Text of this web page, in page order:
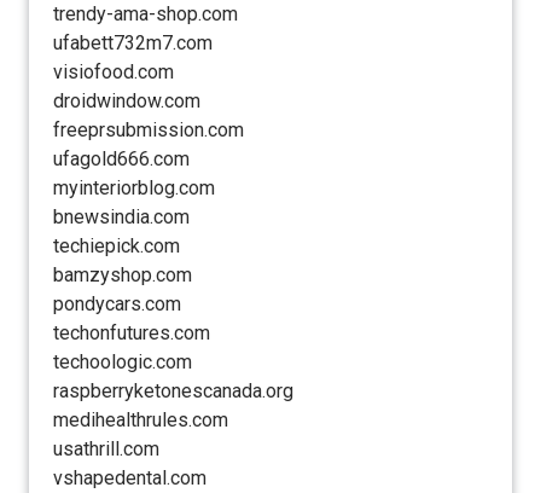
trendy-ama-shop.com
ufabett732m7.com
visiofood.com
droidwindow.com
freeprsubmission.com
ufagold666.com
myinteriorblog.com
bnewsindia.com
techiepick.com
bamzyshop.com
pondycars.com
techonfutures.com
techoologic.com
raspberryketonescanada.org
medihealthrules.com
usathrill.com
vshapedental.com